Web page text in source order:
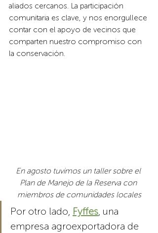
aliados cercanos. La participación
comunitaria es clave, y nos enorgullece
contar con el apoyo de vecinos que
comparten nuestro compromiso con
la conservación.
En agosto tuvimos un taller sobre el
Plan de Manejo de la Reserva con
miembros de comunidades locales
Por otro lado, Fyffes, una
empresa agroexportadora de